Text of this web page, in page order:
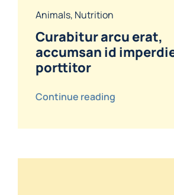
Animals, Nutrition
Curabitur arcu erat,
accumsan id
porttitor
Continue reading